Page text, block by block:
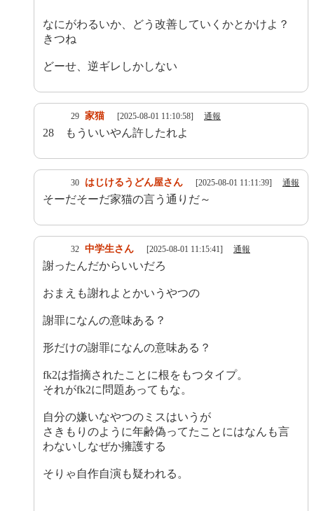
なにがわるいか、どう改善していくかとかけよ？
きつね
どーせ、逆ギレしかしない
29 家猫 [2025-08-01 11:10:58] 通報
28 もういいやん許したれよ
30 はじけるうどん屋さん [2025-08-01 11:11:39] 通報
そーだそーだ家猫の言う通りだ～
32 中学生さん [2025-08-01 11:15:41] 通報
謝ったんだからいいだろ
おまえも謝れよとかいうやつの
謝罪になんの意味ある？
形だけの謝罪になんの意味ある？
fk2は指摘されたことに根をもつタイプ。
それがfk2に問題あってもな。
自分の嫌いなやつのミスはいうが
さきもりのように年齢偽ってたことにはなんも言
わないしなぜか擁護する
そりゃ自作自演も疑われる。